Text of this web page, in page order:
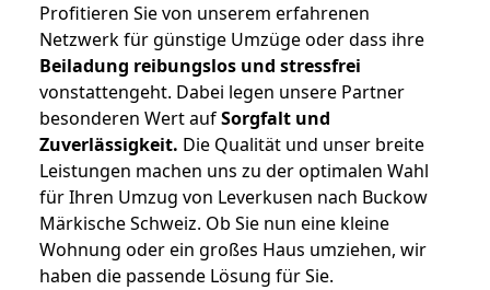
Profitieren Sie von unserem erfahrenen
Netzwerk für günstige Umzüge oder dass ihre
Beiladung reibungslos und stressfrei
vonstattengeht. Dabei legen unsere Partner
besonderen Wert aufSorgfalt und
Zuverlässigkeit. Die Qualität und unser breite
Leistungen machen uns zu der optimalen Wahl
für Ihren Umzug von Leverkusen nach Buckow
Märkische Schweiz. Ob Sie nun eine kleine
Wohnung oder ein großes Haus umziehen, wir
haben die passende Lösung für Sie.